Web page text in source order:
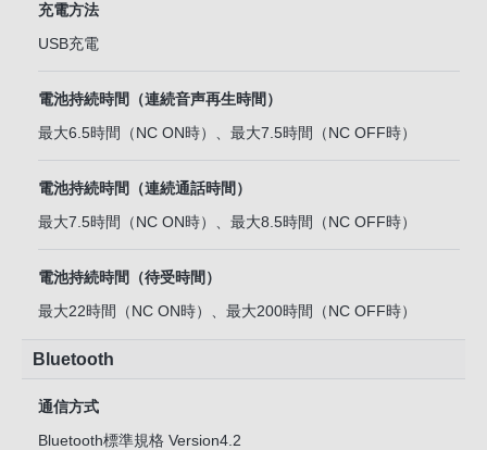
充電方法
USB充電
電池持続時間（連続音声再生時間）
最大6.5時間（NC ON時）、最大7.5時間（NC OFF時）
電池持続時間（連続通話時間）
最大7.5時間（NC ON時）、最大8.5時間（NC OFF時）
電池持続時間（待受時間）
最大22時間（NC ON時）、最大200時間（NC OFF時）
Bluetooth
通信方式
Bluetooth標準規格 Version4.2